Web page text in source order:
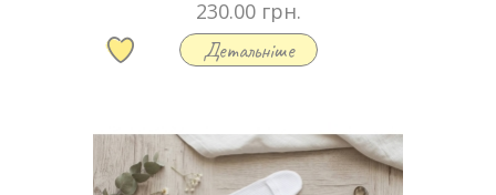
230.00 грн.
Детальніше